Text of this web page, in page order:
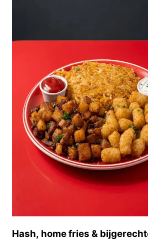
Hash, home fries &